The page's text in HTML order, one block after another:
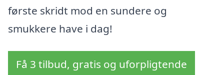
første skridt mod en sundere og
smukkere have i dag!
Få 3 tilbud, gratis og uforpligtende